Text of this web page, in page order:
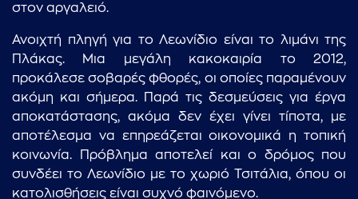
στον αργαλειό.
Ανοιχτή πληγή για το Λεωνίδιο είναι το λιμάνι της
Πλάκας. Μια μεγάλη κακοκαιρία το 2012,
προκάλεσε σοβαρές φθορές, οι οποίες παραμένουν
ακόμη και σήμερα. Παρά τις δεσμεύσεις για έργα
αποκατάστασης, ακόμα δεν έχει γίνει τίποτα, με
αποτέλεσμα να επηρεάζεται οικονομικά η τοπική
κοινωνία. Πρόβλημα αποτελεί και ο δρόμος που
συνδέει το Λεωνίδιο με το χωριό Τσιτάλια, όπου οι
κατολισθήσεις είναι συχνό φαινόμενο.